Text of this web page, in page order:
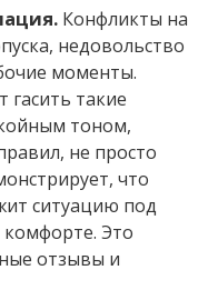
Конфликты на
недовольство
моменты.
такие
тоном,
не просто
что
ситуацию под
комфорте. Это
отзывы и